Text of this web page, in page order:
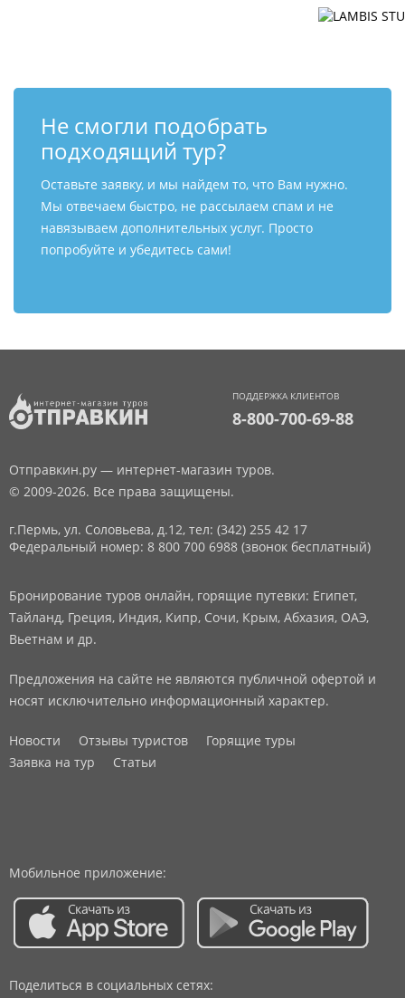
Не смогли подобрать
подходящий тур?
Оставьте заявку, и мы найдем то, что Вам нужно.
Мы отвечаем быстро, не рассылаем спам и не
навязываем дополнительных услуг. Просто
попробуйте и убедитесь сами!
ПОДДЕРЖКА КЛИЕНТОВ
8-800-700-69-88
Отправкин.ру — интернет-магазин туров.
© 2009-2026. Все права защищены.
г.Пермь, ул. Соловьева, д.12, тел: (342) 255 42 17
Федеральный номер: 8 800 700 6988 (звонок бесплатный)
Бронирование туров онлайн, горящие путевки: Египет,
Тайланд, Греция, Индия, Кипр, Сочи, Крым, Абхазия, ОАЭ,
Вьетнам и др.
Предложения на сайте не являются публичной офертой и
носят исключительно информационный характер.
Новости Отзывы туристов
Горящие туры
Заявка на тур
Статьи
Мобильное приложение:
Поделиться в социальных сетях: